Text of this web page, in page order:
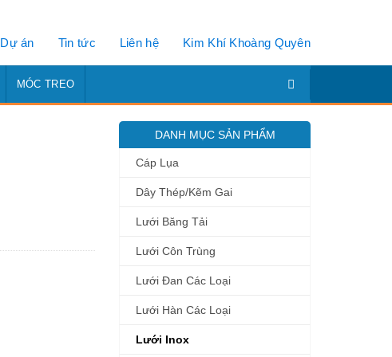
Dự án Tin tức Liên hệ Kim Khí Khoàng Quyên
MÓC TREO
DANH MỤC SẢN PHẨM
Cáp Lụa
Dây Thép/Kẽm Gai
Lưới Băng Tải
Lưới Côn Trùng
Lưới Đan Các Loại
Lưới Hàn Các Loại
Lưới Inox